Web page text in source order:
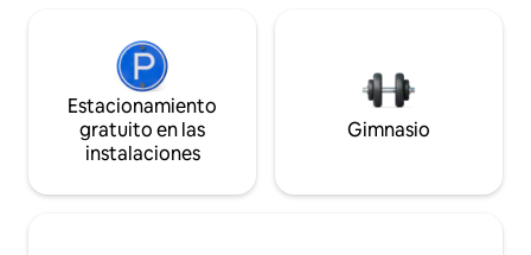
Estacionamiento
gratuito en las
instalaciones
Gimnasio